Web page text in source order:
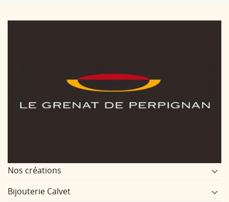
Nos créations 
Bijouterie Calvet 